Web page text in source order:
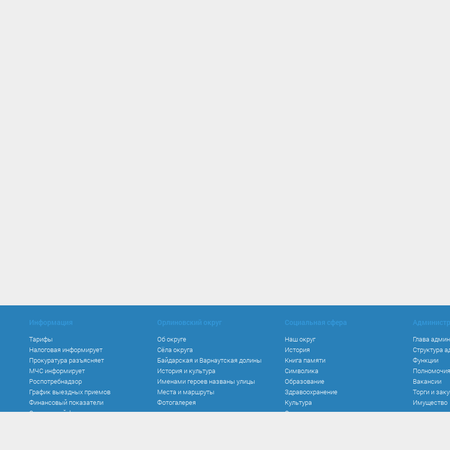
Информация
Тарифы
Налоговая информирует
Прокуратура разъясняет
МЧС информирует
Роспотребнадзор
График выездных приемов
Финансовый показатели
Социальный фонд
Орлиновский округ
Об округе
Сёла округа
Байдарская и Варнаутская долины
История и культура
Именами героев названы улицы
Места и маршруты
Фотогалерея
Социальная сфера
Наш округ
История
Книга памяти
Символика
Образование
Здравоохранение
Культура
Спорт
Глава
Структура
Функции
Полномочия
Вакансии
Торги и
Имущество